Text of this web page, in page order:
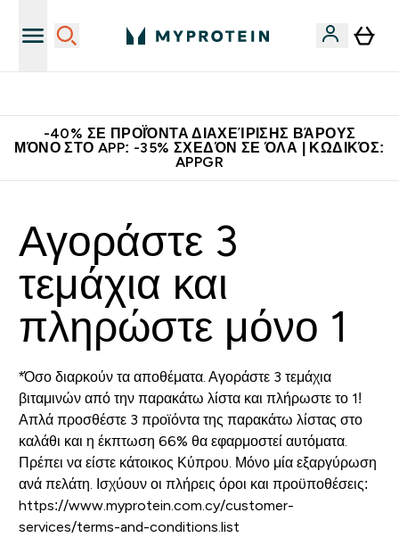
-40% ΣΕ ΠΡΟΪΌΝΤΑ ΔΙΑΧΕΊΡΙΣΗΣ ΒΆΡΟΥΣ
ΜΌΝΟ ΣΤΟ APP: -35% ΣΧΕΔΌΝ ΣΕ ΌΛΑ | ΚΩΔΙΚΌΣ:
APPGR
Αγοράστε 3
τεμάχια και
πληρώστε μόνο 1
*Όσο διαρκούν τα αποθέματα. Αγοράστε 3 τεμάχια
βιταμινών από την παρακάτω λίστα και πλήρωστε το 1!
Απλά προσθέστε 3 προϊόντα της παρακάτω λίστας στο
καλάθι και η έκπτωση 66% θα εφαρμοστεί αυτόματα.
Πρέπει να είστε κάτοικος Κύπρου. Μόνο μία εξαργύρωση
ανά πελάτη. Ισχύουν οι πλήρεις όροι και προϋποθέσεις:
https://www.myprotein.com.cy/customer-
services/terms-and-conditions.list